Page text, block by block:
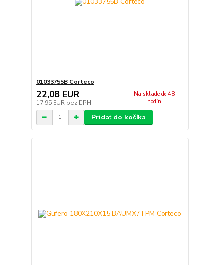
01033755B Corteco
22,08 EUR
17,95 EUR bez DPH
Na sklade do 48
hodín
Pridať do košíka